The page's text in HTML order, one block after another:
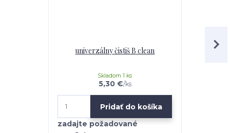
univerzálny čistiš B clean
5,30 €/ks
Skladom 1 ks
Pridať do košíka